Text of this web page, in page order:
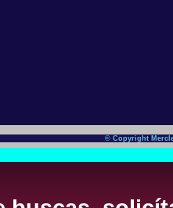
© Copyright